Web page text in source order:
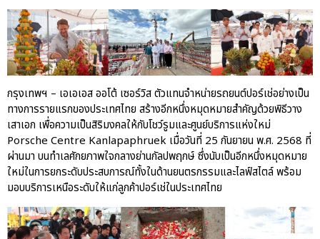
งาน AAS Roadshow พร้อมข้อ
เสนอพิเศษ Mid-Year 2026
เบนท์ลีย์ แบงค็อก ส่งมอบองค์
ความรู้การขับขี่รถยนต์เบนท์ลีย์
อย่างปลอดภัยในงาน
Extraordinary Chauffeur
Training 2026
Porsche Centre Pattanakarn
เชื่อมโยง Porsche Community
ผ่าน The Big Screen Speed: AAS
Motorsport Live Experience
aas
กรุงเทพฯ – เอเอเอส ออโต้ เซอร์วิส ตัวแทนจำหน่ายรถยนต์ปอร์เช่อย่างเป็น
ทางการรายแรกของประเทศไทย สร้างอีกหนึ่งหมุดหมายสำคัญด้วยพิธีวาง
เสาเอก เพื่อความเป็นสิริมงคลให้กับโชว์รูมและศูนย์บริการแห่งใหม่
Porsche Centre Kanlapaphruek เมื่อวันที่ 25 กันยายน พ.ศ. 2568 ที่
ผ่านมา บนทำเลศักยภาพใจกลางย่านกัลปพฤกษ์ ซึ่งนับเป็นอีกหนึ่งหมุดหมาย
ใหม่ในการยกระดับประสบการณ์ทั้งในด้านยนตรกรรมและไลฟ์สไตล์ พร้อม
มอบบริการเหนือระดับให้แก่ลูกค้าปอร์เช่ในประเทศไทย